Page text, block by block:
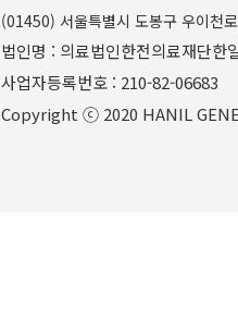
(01450) 서울특별시 도봉구 우이천
법인명 : 의료법인한전의료재단한
사업자등록번호 : 210-82-
Copyright ⓒ 2020 HANIL